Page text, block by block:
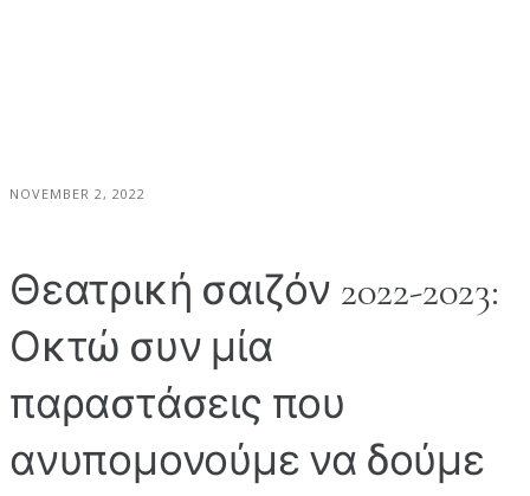
NOVEMBER 2, 2022
Θεατρική σαιζόν 2022-2023:
Οκτώ συν μία
παραστάσεις που
ανυπομονούμε να δούμε